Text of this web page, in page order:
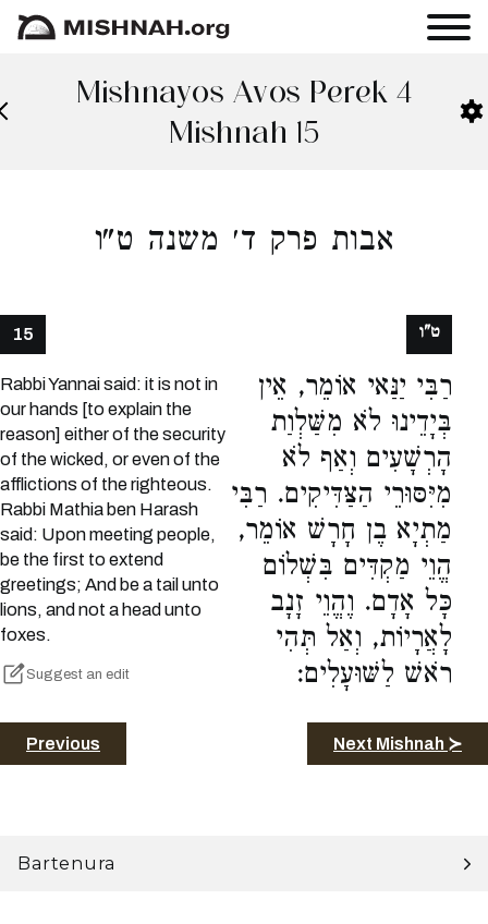
Mishnayos Avos Perek 4
Mishnah 15
אבות פרק ד׳ משנה ט"ו
15
Rabbi Yannai said: it is not in
our hands [to explain the
reason] either of the security
of the wicked, or even of the
afflictions of the righteous.
Rabbi Mathia ben Harash
said: Upon meeting people,
be the first to extend
greetings; And be a tail unto
lions, and not a head unto
foxes.
Suggest an edit
רַבִּי יַנַּאי אוֹמֵר, אֵין
בְּיָדֵינוּ לֹא מִשַּׁלְוַת
הָרְשָׁעִים וְאַף לֹא
מִיִּסּוּרֵי הַצַּדִּיקִים. רַבִּי
מַתְיָא בֶן חָרָשׁ אוֹמֵר,
הֱוֵי מַקְדִּים בִּשְׁלוֹם
כָּל אָדָם. וֶהֱוֵי זָנָב
לָאֲרָיוֹת, וְאַל תְּהִי
רֹאשׁ לַשּׁוּעָלִים:
ט"ו
Previous Next Mishnah ≻
Bartenura